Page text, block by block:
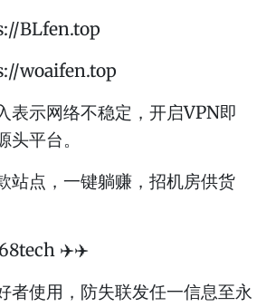
BLfen.top
woaifen.top
表示网络不稳定，开启VPN即
平台。
站点，一键躺赚，招机房供货
✈️✈️
者使用，防失联发任一信息至永